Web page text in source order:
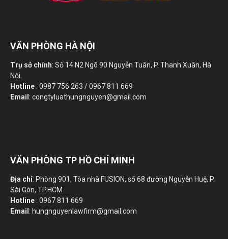
VĂN PHÒNG HÀ NỘI
Trụ sở chính: Số 14 N2 Ngõ 90 Nguyễn Tuân, P. Thanh Xuân, Hà
Nội.
Hotline : 0987 756 263 / 0967 811 669
Email : congtyluathungnguyen@gmail.com
VĂN PHÒNG TP HỒ CHÍ MINH
Địa chỉ: Phòng 901, Tòa nhà FUSION, số 68 đường Nguyễn Huệ, P.
Sài Gòn, TP.HCM
Hotline : 0967 811 669
Email : hungnguyenlawfirm@gmail.com